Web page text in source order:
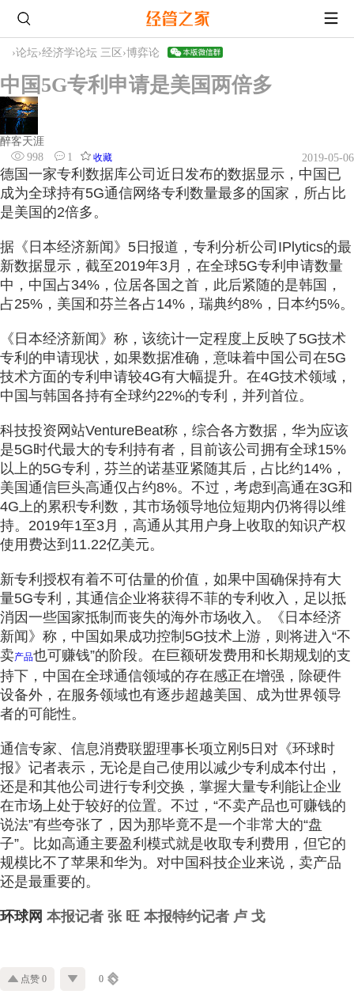
›论坛›经济学论坛 三区 ›博弈论
中国5G专利申请是美国两倍多
醉客天涯
998
1 收藏 2019-05-06
德国一家专利数据库公司近日发布的数据显示，中国已
成为全球持有5G通信网络专利数量最多的国家，所占比
是美国的2倍多。
据《日本经济新闻》5日报道，专利分析公司IPlytics的最
新数据显示，截至2019年3月，在全球5G专利申请数量
中，中国占34%，位居各国之首，此后紧随的是韩国，
占25%，美国和芬兰各占14%，瑞典约8%，日本约5%。
《日本经济新闻》称，该统计一定程度上反映了5G技术
专利的申请现状，如果数据准确，意味着中国公司在5G
技术方面的专利申请较4G有大幅提升。在4G技术领域，
中国与韩国各持有全球约22%的专利，并列首位。
科技投资网站VentureBeat称，综合各方数据，华为应该
是5G时代最大的专利持有者，目前该公司拥有全球15%
以上的5G专利，芬兰的诺基亚紧随其后，占比约14%，
美国通信巨头高通仅占约8%。不过，考虑到高通在3G和
4G上的累积专利数，其市场领导地位短期内仍将得以维
持。2019年1至3月，高通从其用户身上收取的知识产权
使用费达到11.22亿美元。
新专利授权有着不可估量的价值，如果中国确保持有大
量5G专利，其通信企业将获得不菲的专利收入，足以抵
消因一些国家抵制而丧失的海外市场收入。《日本经济
新闻》称，中国如果成功控制5G技术上游，则将进入“不
卖产品也可赚钱”的阶段。在巨额研发费用和长期规划的支
持下，中国在全球通信领域的存在感正在增强，除硬件
设备外，在服务领域也有逐步超越美国、成为世界领导
者的可能性。
通信专家、信息消费联盟理事长项立刚5日对《环球时
报》记者表示，无论是自己使用以减少专利成本付出，
还是和其他公司进行专利交换，掌握大量专利能让企业
在市场上处于较好的位置。不过，“不卖产品也可赚钱的
说法”有些夸张了，因为那毕竟不是一个非常大的“盘
子”。比如高通主要盈利模式就是收取专利费用，但它的
规模比不了苹果和华为。对中国科技企业来说，卖产品
还是最重要的。
环球网 本报记者 张 旺 本报特约记者 卢 戈
点赞 0 0